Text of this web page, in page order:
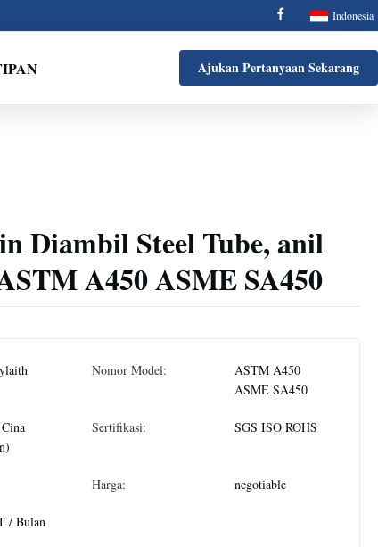
Indonesia
Ajukan Pertanyaan Sekarang
Diambil Steel Tube, anil
A450 ASME SA450
Nomor Model:
ASTM A450
ASME SA450
Sertifikasi: SGS ISO ROHS
Harga: negotiable
/ Bulan